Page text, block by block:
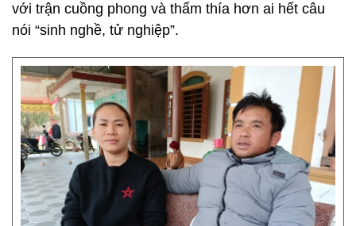
với trận cuồng phong và thấm thía hơn ai hết câu
nói “sinh nghề, tử nghiệp”.